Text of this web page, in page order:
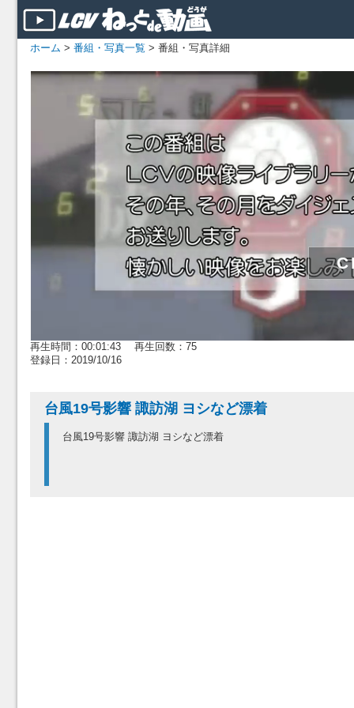
ホーム > 番組・写真一覧 > 番組・写真詳細
再生時間：00:01:43 再生回数：75
登録日：2019/10/16
台風19号影響 諏訪湖 ヨシなど漂着
台風19号影響 諏訪湖 ヨシなど漂着